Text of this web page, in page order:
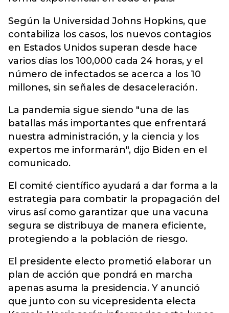
Según la Universidad Johns Hopkins, que
contabiliza los casos, los nuevos contagios
en Estados Unidos superan desde hace
varios días los 100,000 cada 24 horas, y el
número de infectados se acerca a los 10
millones, sin señales de desaceleración.
La pandemia sigue siendo "una de las
batallas más importantes que enfrentará
nuestra administración, y la ciencia y los
expertos me informarán", dijo Biden en el
comunicado.
El comité científico ayudará a dar forma a la
estrategia para combatir la propagación del
virus así como garantizar que una vacuna
segura se distribuya de manera eficiente,
protegiendo a la población de riesgo.
El presidente electo prometió elaborar un
plan de acción que pondrá en marcha
apenas asuma la presidencia. Y anunció
que junto con su vicepresidenta electa